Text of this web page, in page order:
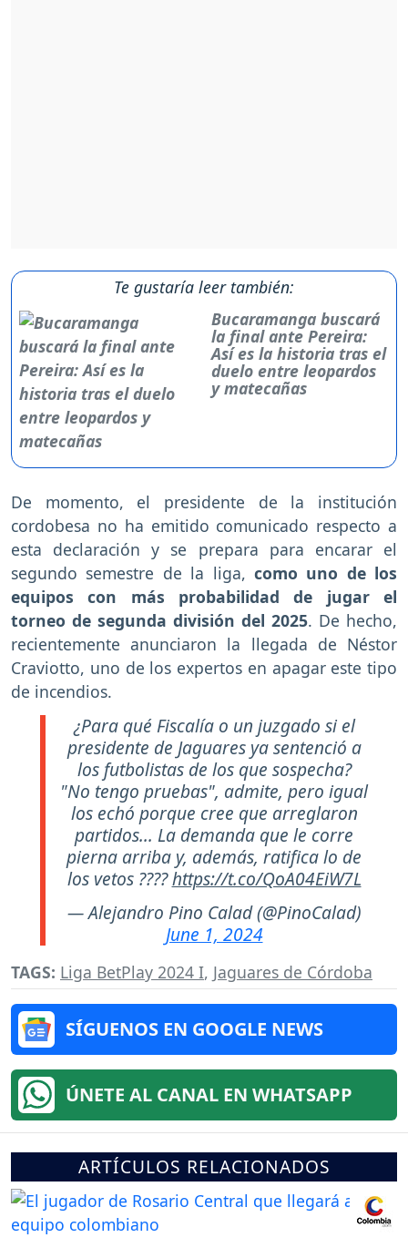
Te gustaría leer también:
Bucaramanga buscará
la final ante Pereira:
Así es la historia tras el
duelo entre leopardos
y matecañas
De momento, el presidente de la institución
cordobesa no ha emitido comunicado respecto a
esta declaración y se prepara para encarar el
segundo semestre de la liga, como uno de los
equipos con más probabilidad de jugar el
torneo de segunda división del 2025. De hecho,
recientemente anunciaron la llegada de Néstor
Craviotto, uno de los expertos en apagar este tipo
de incendios.
¿Para qué Fiscalía o un juzgado si el
presidente de Jaguares ya sentenció a
los futbolistas de los que sospecha?
"No tengo pruebas", admite, pero igual
los echó porque cree que arreglaron
partidos... La demanda que le corre
pierna arriba y, además, ratifica lo de
los vetos ????https://t.co/QoA04EiW7L
— Alejandro Pino Calad (@PinoCalad)
June 1, 2024
TAGS: Liga BetPlay 2024 I, Jaguares de Córdoba
SÍGUENOS EN GOOGLE NEWS
ÚNETE AL CANAL EN WHATSAPP
ARTÍCULOS RELACIONADOS